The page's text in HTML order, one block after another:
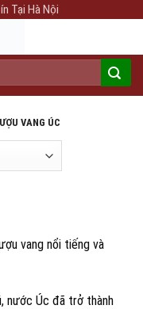
Tại Hà Nội
VANG ÚC
vang nổi tiếng và
nước Úc đã trở thành